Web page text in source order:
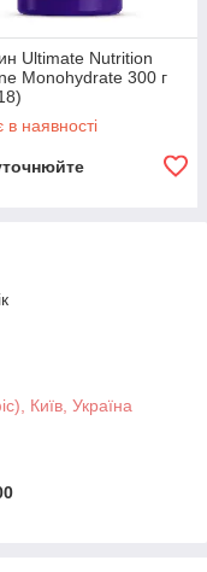
Ultimate Nutrition
Monohydrate 300 г
наявності
Київ, Україна